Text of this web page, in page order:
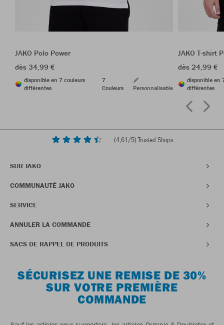
JAKO Polo Power
dès 34,99 €
disponible en 7 couleurs
différentes
7
Couleurs
Personnalisable
JAKO T-shirt
dès 24,99 €
disponible en
différentes
(4,61/5) Trusted Shops
SUR JAKO
COMMUNAUTÉ JAKO
SERVICE
ANNULER LA COMMANDE
SACS DE RAPPEL DE PRODUITS
SÉCURISEZ UNE REMISE DE 30%
SUR VOTRE PREMIÈRE
COMMANDE